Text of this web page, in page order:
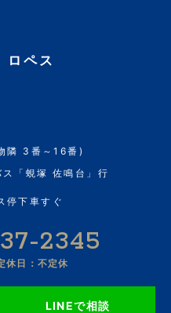
ロペス
隣 3番～16番)
「蜆塚 佐鳴台」行
停下車すぐ
2345
休日：不定休
LINEで相談